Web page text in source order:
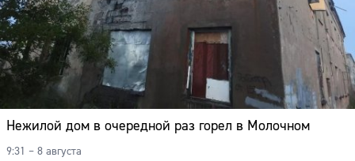
Нежилой дом в очередной раз горел в Молочном
9:31 – 8 августа